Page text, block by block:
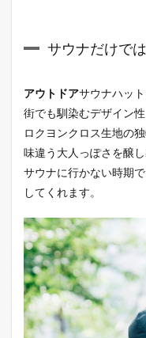
サウナだけで
アウトドアサウナハッ
街でも馴染むデザイン性
ロクヨンクロス生地の
味違う大人っぽさを醸
サウナに行かない時期
してくれます。